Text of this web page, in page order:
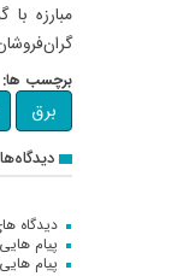
مبارزه
برچسب ها:
برق
دیدگاه‌ها
دیدگاه
پیام
پیام